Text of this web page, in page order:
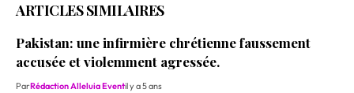
ARTICLES SIMILAIRES
Pakistan: une infirmière chrétienne faussement
accusée et violemment agressée.
ParRédaction Alleluia Eventil y a 5 ans